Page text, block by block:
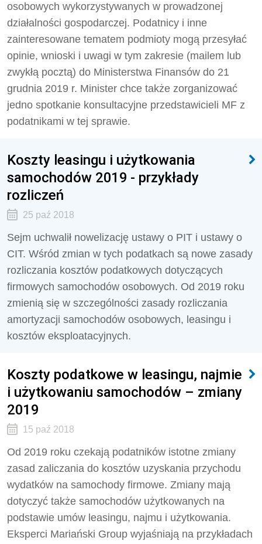
osobowych wykorzystywanych w prowadzonej
działalności gospodarczej. Podatnicy i inne
zainteresowane tematem podmioty mogą przesyłać
opinie, wnioski i uwagi w tym zakresie (mailem lub
zwykłą pocztą) do Ministerstwa Finansów do 21
grudnia 2019 r. Minister chce także zorganizować
jedno spotkanie konsultacyjne przedstawicieli MF z
podatnikami w tej sprawie.
Koszty leasingu i użytkowania
samochodów 2019 - przykłady
rozliczeń
25 paź 2018
Sejm uchwalił nowelizację ustawy o PIT i ustawy o
CIT. Wśród zmian w tych podatkach są nowe zasady
rozliczania kosztów podatkowych dotyczących
firmowych samochodów osobowych. Od 2019 roku
zmienią się w szczególności zasady rozliczania
amortyzacji samochodów osobowych, leasingu i
kosztów eksploatacyjnych.
Koszty podatkowe w leasingu, najmie
i użytkowaniu samochodów – zmiany
2019
15 paź 2018
Od 2019 roku czekają podatników istotne zmiany
zasad zaliczania do kosztów uzyskania przychodu
wydatków na samochody firmowe. Zmiany mają
dotyczyć także samochodów użytkowanych na
podstawie umów leasingu, najmu i użytkowania.
Eksperci Mariański Group wyjaśniają na przykładach